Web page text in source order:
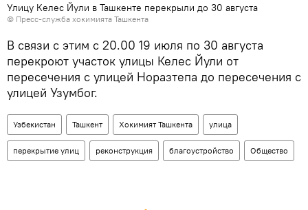
Улицу Келес Йули в Ташкенте перекрыли до 30 августа
© Пресс-служба хокимията Ташкента
В связи с этим с 20.00 19 июля по 30 августа
перекроют участок улицы Келес Йули от
пересечения с улицей Норазтепа до пересечения с
улицей Узумбог.
Узбекистан Ташкент Хокимият Ташкента улица
перекрытие улиц реконструкция благоустройство Общество